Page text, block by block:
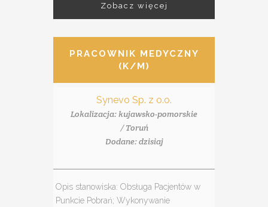
Zobacz więcej
PRACOWNIK MEDYCZNY
(K/M)
Synevo Sp. z o.o.
Lokalizacja: kujawsko-pomorskie
/ Toruń
Dodane: dzisiaj
Opis stanowiska: Obsługa Pacjentów w
Punkcie Pobrań; Wykonywanie